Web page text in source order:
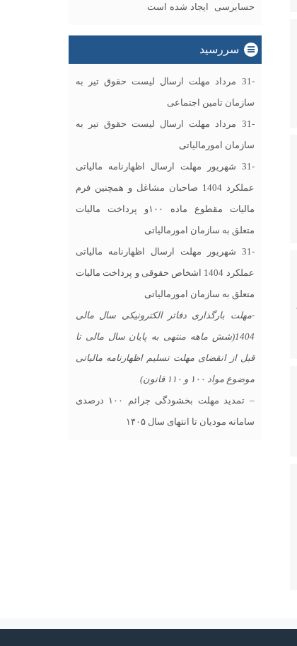
حسابرسی ایجاد شده است
سررسید
-31 مرداد مهلت ارسال ليست حقوق تیر به
سازمان تامین اجتماعی
-31 مرداد مهلت ارسال ليست حقوق تیر به
سازمان امورمالیاتی
-31 شهریور مهلت ارسال اظهارنامه مالیاتی
عملکرد 1404 صاحبان مشاغل و همچنین فرم
مالیات مقطوع ماده ۱۰۰و پرداخت مالیات
متعلق به سازمان امورمالیاتی
-31 شهریور مهلت ارسال اظهارنامه مالیاتی
عملکرد 1404 اشخاص حقوقی و پرداخت مالیات
متعلق به سازمان امورمالیاتی
-مهلت بارگذاری دفاتر الکترونیکی سال مالی
1404(شش ماهه منتهی به پایان سال مالی تا
قبل از انقضای مهلت تسلیم اظهارنامه مالیاتی
موضوع مواد ۱۰۰ و ۱۱۰ قانون)
– تمدید مهلت بخشودگی جرائم ۱۰۰ درصدی
سامانه مودیان تا انتهای سال ۱۴۰۵